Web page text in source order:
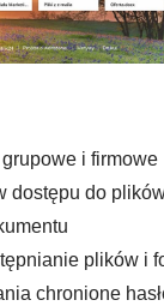
i firmowe
dostępu do
plików i
chronione